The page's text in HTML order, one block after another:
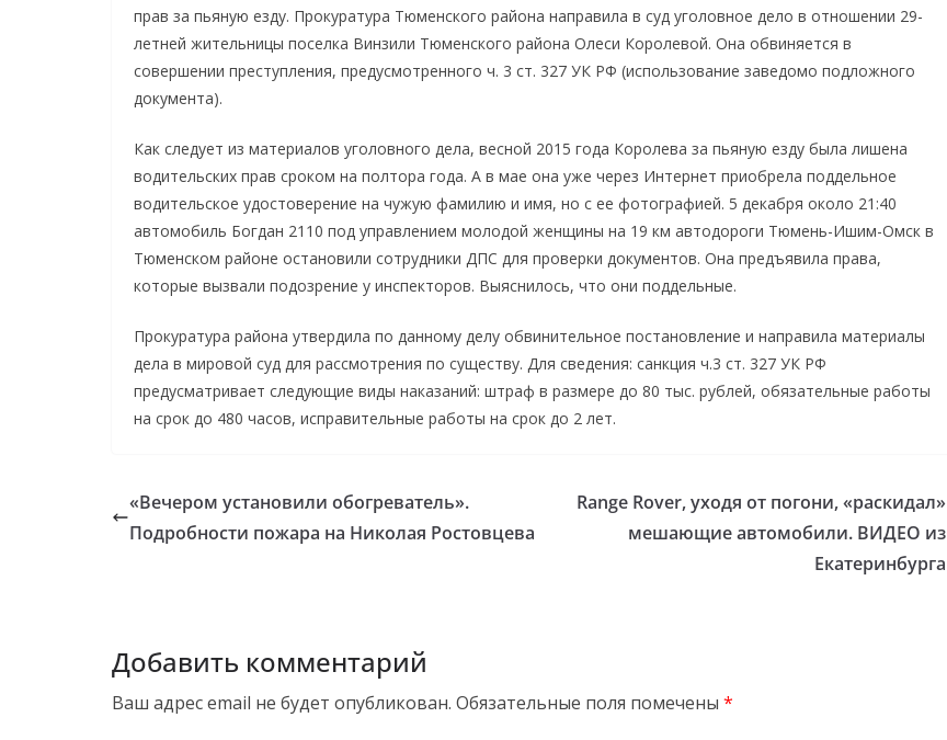
прав за пьяную езду. Прокуратура Тюменского района направила в суд уголовное дело в отношении 29-
летней жительницы поселка Винзили Тюменского района Олеси Королевой. Она обвиняется в
совершении преступления, предусмотренного ч. 3 ст. 327 УК РФ (использование заведомо подложного
документа).
Как следует из материалов уголовного дела, весной 2015 года Королева за пьяную езду была лишена
водительских прав сроком на полтора года. А в мае она уже через Интернет приобрела поддельное
водительское удостоверение на чужую фамилию и имя, но с ее фотографией. 5 декабря около 21:40
автомобиль Богдан 2110 под управлением молодой женщины на 19 км автодороги Тюмень-Ишим-Омск в
Тюменском районе остановили сотрудники ДПС для проверки документов. Она предъявила права,
которые вызвали подозрение у инспекторов. Выяснилось, что они поддельные.
Прокуратура района утвердила по данному делу обвинительное постановление и направила материалы
дела в мировой суд для рассмотрения по существу. Для сведения: санкция ч.3 ст. 327 УК РФ
предусматривает следующие виды наказаний: штраф в размере до 80 тыс. рублей, обязательные работы
на срок до 480 часов, исправительные работы на срок до 2 лет.
«Вечером установили обогреватель».
Подробности пожара на Николая Ростовцева
Range Rover, уходя от погони, «раскидал»
мешающие автомобили. ВИДЕО из
Екатеринбурга
Добавить комментарий
Ваш адрес email не будет опубликован. Обязательные поля помечены *